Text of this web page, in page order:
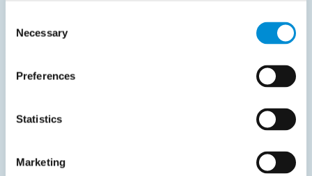
Selection
Necessary
Preferences
Statistics
Marketing
Rolle. Zudem unterstrich das Fehlen eines
von Efteling in die laufende Partnerschaft mit
Expertise, Reaktionsfähigkeit und Flexibilität
entscheidend, um die einzigartigen